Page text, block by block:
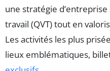
une stratégie
travail (QVT) tout en
Les activités les plus
lieux emblématiques,